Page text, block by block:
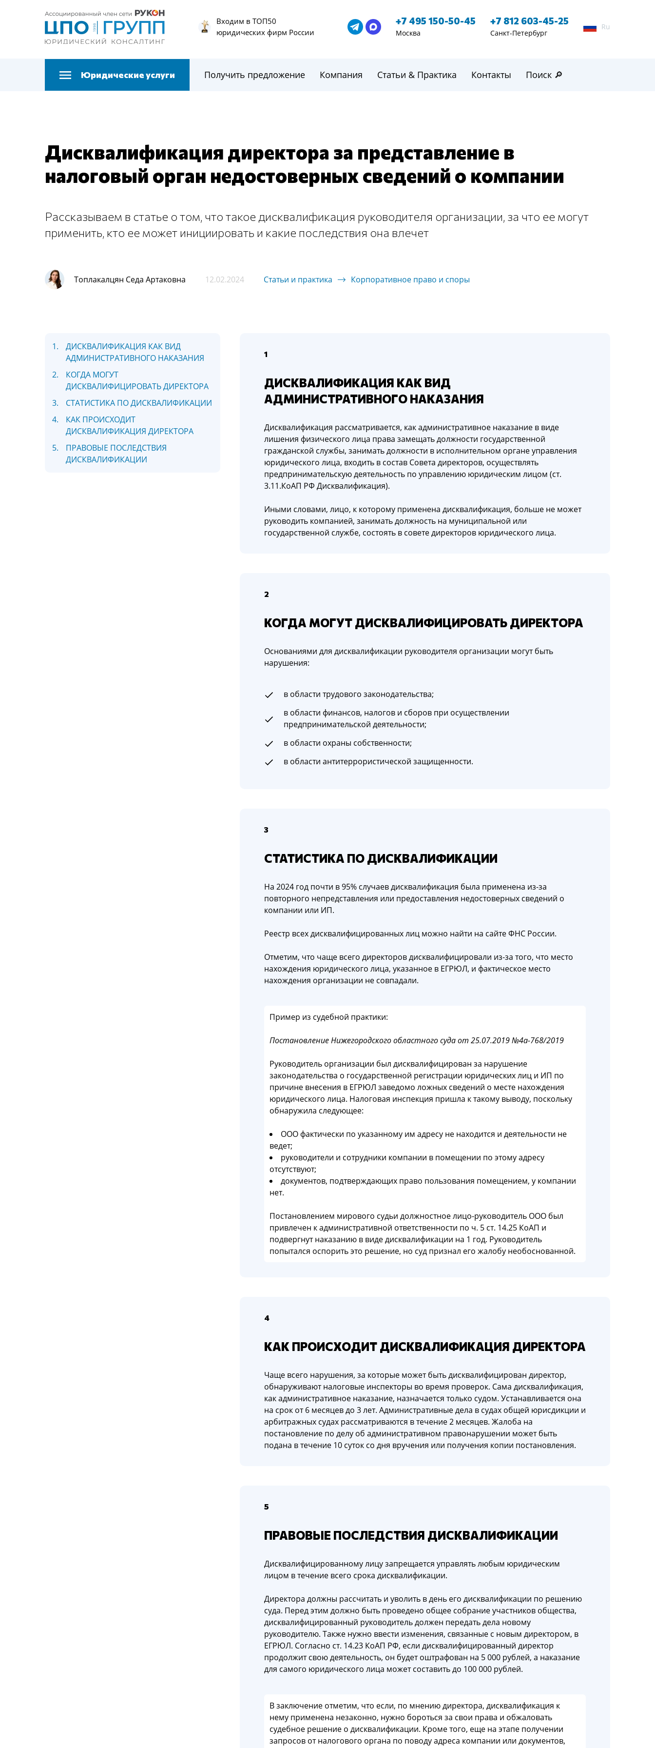
Входим в ТОП50
юридических фирм России
+7 495 150-50-45
Москва
+7 812 603-45-25
Санкт-Петербург
Ru
Юридические услуги Получить предложение Компания Статьи & Практика Контакты Поиск 🔎
Дисквалификация директора за представление в
налоговый орган недостоверных сведений о компании
Рассказываем в статье о том, что такое дисквалификация руководителя организации, за что ее могут
применить, кто ее может инициировать и какие последствия она влечет
Топлакалцян Седа Артаковна 12.02.2024 Статьи и практика Корпоративное право и споры
1.
ДИСКВАЛИФИКАЦИЯ КАК ВИД
АДМИНИСТРАТИВНОГО НАКАЗАНИЯ
2.
КОГДА МОГУТ
ДИСКВАЛИФИЦИРОВАТЬ ДИРЕКТОРА
3.
СТАТИСТИКА ПО ДИСКВАЛИФИКАЦИИ
4.
КАК ПРОИСХОДИТ
ДИСКВАЛИФИКАЦИЯ ДИРЕКТОРА
5.
ПРАВОВЫЕ ПОСЛЕДСТВИЯ
ДИСКВАЛИФИКАЦИИ
1
ДИСКВАЛИФИКАЦИЯ КАК ВИД
АДМИНИСТРАТИВНОГО НАКАЗАНИЯ
Дисквалификация рассматривается, как административное наказание в виде
лишения физического лица права замещать должности государственной
гражданской службы, занимать должности в исполнительном органе управления
юридического лица, входить в состав Совета директоров, осуществлять
предпринимательскую деятельность по управлению юридическим лицом (ст.
3.11.КоАП РФ Дисквалификация).
Иными словами, лицо, к которому применена дисквалификация, больше не может
руководить компанией, занимать должность на муниципальной или
государственной службе, состоять в совете директоров юридического лица.
2
КОГДА МОГУТ ДИСКВАЛИФИЦИРОВАТЬ ДИРЕКТОРА
Основаниями для дисквалификации руководителя организации могут быть
нарушения:
в области трудового законодательства;
в области финансов, налогов и сборов при осуществлении
предпринимательской деятельности;
в области охраны собственности;
в области антитеррористической защищенности.
3
СТАТИСТИКА ПО ДИСКВАЛИФИКАЦИИ
На 2024 год почти в 95% случаев дисквалификация была применена из-за
повторного непредставления или предоставления недостоверных сведений о
компании или ИП.
Реестр всех дисквалифицированных лиц можно найти на сайте ФНС России.
Отметим, что чаще всего директоров дисквалифицировали из-за того, что место
нахождения юридического лица, указанное в ЕГРЮЛ, и фактическое место
нахождения организации не совпадали.
Пример из судебной практики:
Постановление Нижегородского областного суда от 25.07.2019 №4а-768/2019
Руководитель организации был дисквалифицирован за нарушение
законодательства о государственной регистрации юридических лиц и ИП по
причине внесения в ЕГРЮЛ заведомо ложных сведений о месте нахождения
юридического лица. Налоговая инспекция пришла к такому выводу, поскольку
обнаружила следующее:
ООО фактически по указанному им адресу не находится и деятельности не
ведет;
руководители и сотрудники компании в помещении по этому адресу
отсутствуют;
документов, подтверждающих право пользования помещением, у компании
нет.
Постановлением мирового судьи должностное лицо-руководитель ООО был
привлечен к административной ответственности по ч. 5 ст. 14.25 КоАП и
подвергнут наказанию в виде дисквалификации на 1 год. Руководитель
попытался оспорить это решение, но суд признал его жалобу необоснованной.
4
КАК ПРОИСХОДИТ ДИСКВАЛИФИКАЦИЯ ДИРЕКТОРА
Чаще всего нарушения, за которые может быть дисквалифицирован директор,
обнаруживают налоговые инспекторы во время проверок. Сама дисквалификация,
как административное наказание, назначается только судом. Устанавливается она
на срок от 6 месяцев до 3 лет. Административные дела в судах общей юрисдикции и
арбитражных судах рассматриваются в течение 2 месяцев. Жалоба на
постановление по делу об административном правонарушении может быть
подана в течение 10 суток со дня вручения или получения копии постановления.
5
ПРАВОВЫЕ ПОСЛЕДСТВИЯ ДИСКВАЛИФИКАЦИИ
Дисквалифицированному лицу запрещается управлять любым юридическим
лицом в течение всего срока дисквалификации.
Директора должны рассчитать и уволить в день его дисквалификации по решению
суда. Перед этим должно быть проведено общее собрание участников общества,
дисквалифицированный руководитель должен передать дела новому
руководителю. Также нужно ввести изменения, связанные с новым директором, в
ЕГРЮЛ. Согласно ст. 14.23 КоАП РФ, если дисквалифицированный директор
продолжит свою деятельность, он будет оштрафован на 5 000 рублей, а наказание
для самого юридического лица может составить до 100 000 рублей.
В заключение отметим, что если, по мнению директора, дисквалификация к
нему применена незаконно, нужно бороться за свои права и обжаловать
судебное решение о дисквалификации. Кроме того, еще на этапе получении
запросов от налогового органа по поводу адреса компании или документов,